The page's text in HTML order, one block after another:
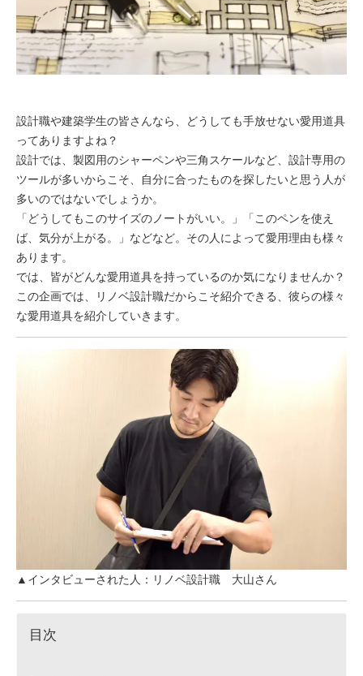
設計職や建築学生の皆さんなら、どうしても手放せない愛用道具
ってありますよね？
設計では、製図用のシャーペンや三角スケールなど、設計専用の
ツールが多いからこそ、自分に合ったものを探したいと思う人が
多いのではないでしょうか。
「どうしてもこのサイズのノートがいい。」「このペンを使え
ば、気分が上がる。」などなど。その人によって愛用理由も様々
あります。
では、皆がどんな愛用道具を持っているのか気になりませんか？
この企画では、リノベ設計職だからこそ紹介できる、彼らの様々
な愛用道具を紹介していきます。
▲インタビューされた人：リノベ設計職 大山さん
目次